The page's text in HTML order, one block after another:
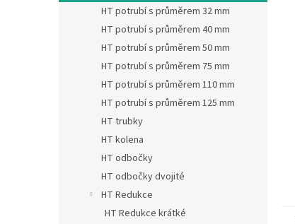
n
HT potrubí s průměrem 32 mm
HT potrubí s průměrem 40 mm
HT potrubí s průměrem 50 mm
HT potrubí s průměrem 75 mm
HT potrubí s průměrem 110 mm
HT potrubí s průměrem 125 mm
HT trubky
HT kolena
HT odbočky
HT odbočky dvojité
HT Redukce
HT Redukce krátké